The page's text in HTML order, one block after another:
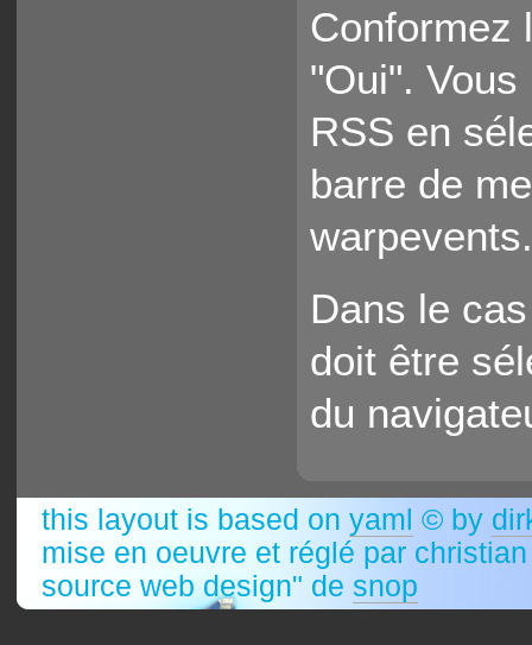
Conformez
"Oui".
RSS en
barre de
Dans le
doit être
du
this layout is based on yaml © by
mise en oeuvre et réglé par
source web design" de snop